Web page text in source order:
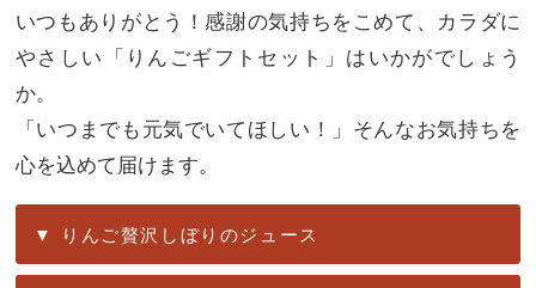
いつもありがとう！感謝の気持ちをこめて、カラダに
やさしい「りんごギフトセット」はいかがでしょう
か。
「いつまでも元気でいてほしい！」そんなお気持ちを
心を込めて届けます。
りんご贅沢しぼりのジュース